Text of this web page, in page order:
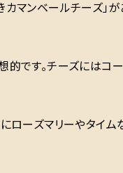
マンベールチーズ」
です。チーズにはコ
ローズマリーやタイ